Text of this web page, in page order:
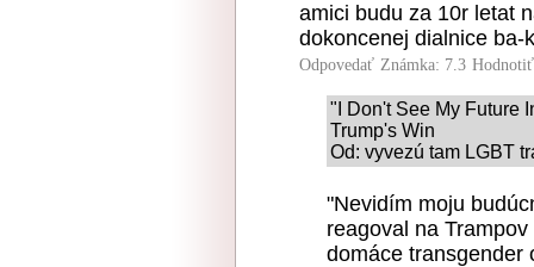
amici budu za 10r letat
dokoncenej dialnice ba-
Odpovedať Známka: 7.3
"I Don't See My Future
Trump's Win
Od: vyvezú tam LGBT
"Nevidím moju
reagoval na
domáce transgender